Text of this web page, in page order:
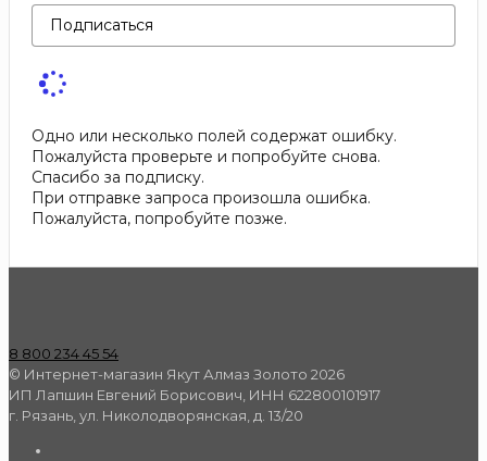
Подписаться
Одно или несколько полей содержат ошибку.
Пожалуйста проверьте и попробуйте снова.
Спасибо за подписку.
При отправке запроса произошла ошибка.
Пожалуйста, попробуйте позже.
8 800 234 45 54
© Интернет-магазин Якут Алмаз Золото 2026
ИП Лапшин Евгений Борисович, ИНН 622800101917
г. Рязань, ул. Николодворянская, д. 13/20